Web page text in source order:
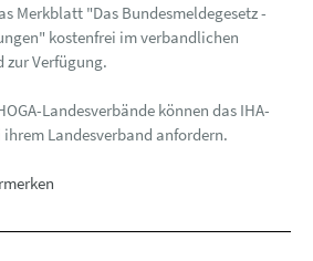
Merkblatt "Das Bundesmeldegesetz -
kostenfrei im verbandlichen
zur Verfügung.
Landesverbände können das IHA-
Landesverband anfordern.